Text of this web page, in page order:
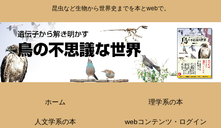
昆虫など生物から世界史までを本とwebで。
ホーム 理学系の本
人文学系の本 webコンテンツ・ログイン